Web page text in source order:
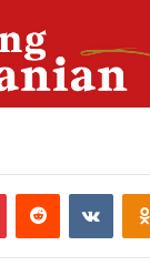
PinterestReddit